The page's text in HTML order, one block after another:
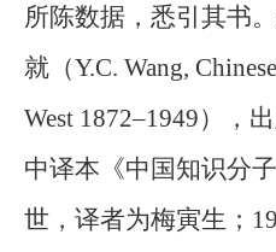
所陈数据，悉引其书
就（Y.C. Wang,
West 1872–1949），
中译本《中国知识分
世，译者为梅寅生；